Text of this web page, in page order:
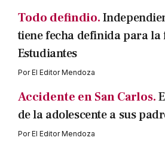
Todo defindio.
tiene fecha definida para la
Estudiantes
PorEl Editor Mendoza
Accidente en San Carlos.
de la adolescente a sus
PorEl Editor Mendoza